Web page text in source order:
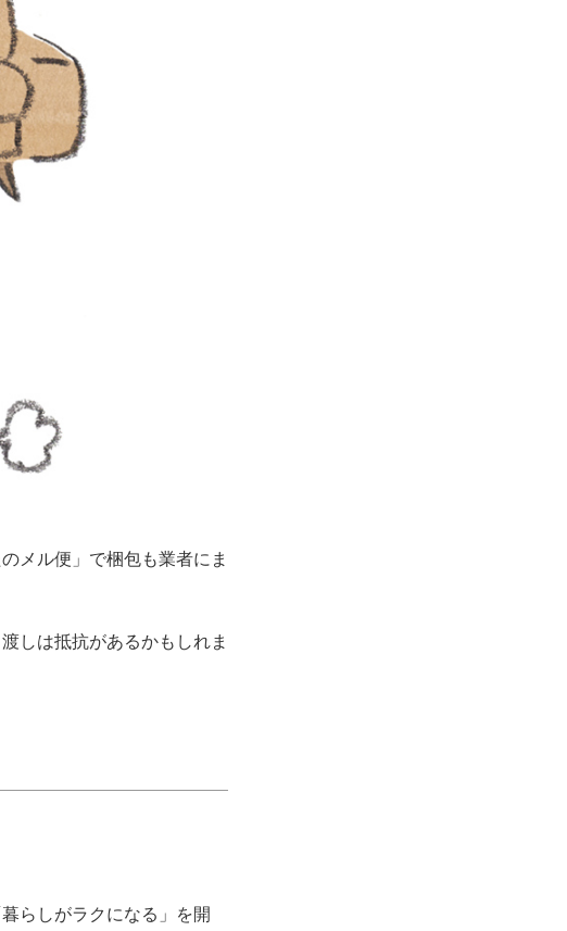
メル便」で梱包も業者にま
しは抵抗があるかもしれま
らしがラクになる」を開